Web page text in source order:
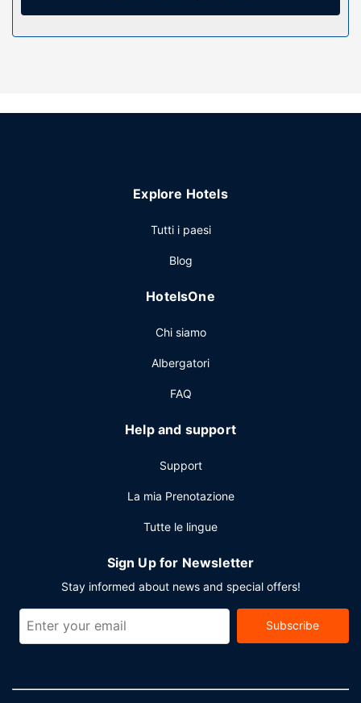
sauna e una palestra. Questo hotel dispone, inoltre, di il
giorni dalle ore 06:00 alle ore 10:00.
un pratico servizio di lavanderia e lavaggio a secco. Il un
Explore Hotels
Tutti i paesi
Blog
HotelsOne
Chi siamo
Albergatori
FAQ
Help and support
Support
La mia Prenotazione
Tutte le lingue
Sign Up for Newsletter
Stay informed about news and special offers!
Subscribe